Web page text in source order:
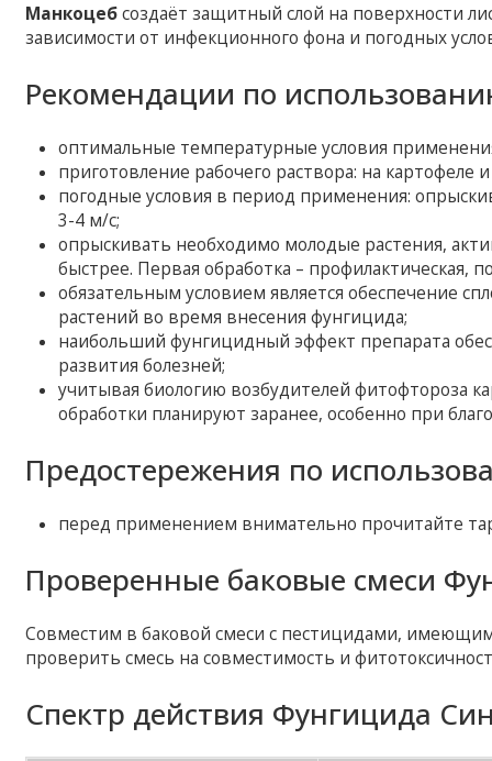
Манкоцебсоздаёт защитный слой на поверхности
зависимости от инфекционного фона и погодных
Рекомендации по
оптимальные температурные условия
приготовление рабочего раствора: на картофеле
погодные условия в период применения:
3-4 м/с;
опрыскивать необходимо молодые растения,
быстрее. Первая обработка – профилактическая,
обязательным условием является обеспечение
растений во время внесения фунгицида;
наибольший фунгицидный эффект препарата
развития болезней;
учитывая биологию возбудителей фитофтороза
обработки планируют заранее, особенно при
Предостережения по
перед применением внимательно прочитайте
Проверенные баковые смеси
Совместим в баковой смеси с пестицидами,
проверить смесь на совместимость и
Спектр действия Фунгицида